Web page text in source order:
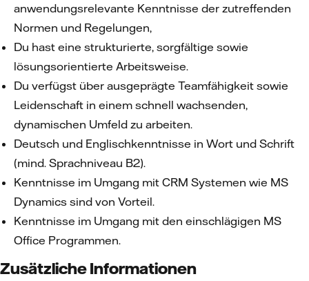
anwendungsrelevante Kenntnisse der zutreffenden
Normen und Regelungen,
Du hast eine strukturierte, sorgfältige sowie
lösungsorientierte Arbeitsweise.
Du verfügst über ausgeprägte Teamfähigkeit sowie
Leidenschaft in einem schnell wachsenden,
dynamischen Umfeld zu arbeiten.
Deutsch und Englischkenntnisse in Wort und Schrift
(mind. Sprachniveau B2).
Kenntnisse im Umgang mit CRM Systemen wie MS
Dynamics sind von Vorteil.
Kenntnisse im Umgang mit den einschlägigen MS
Office Programmen.
Zusätzliche Informationen